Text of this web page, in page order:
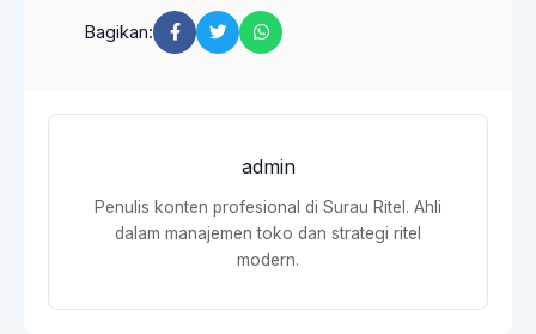
Bagikan:
admin
Penulis konten profesional di Surau Ritel. Ahli
dalam manajemen toko dan strategi ritel
modern.